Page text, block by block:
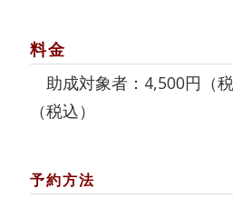
料金
助成対象者：4,500円（
（税込）
予約方法